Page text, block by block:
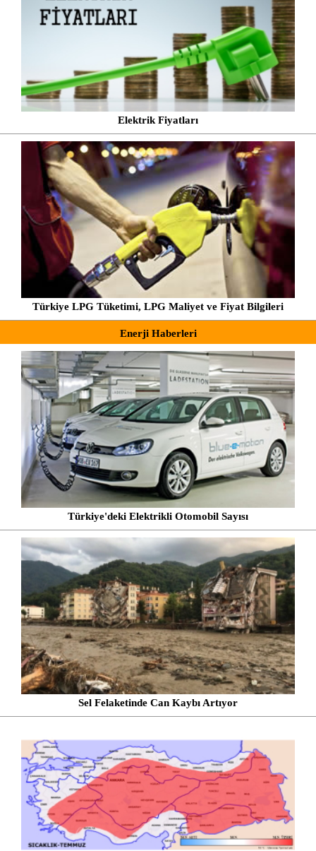
Elektrik Fiyatları
Türkiye LPG Tüketimi, LPG Maliyet ve Fiyat Bilgileri
Enerji Haberleri
Türkiye'deki Elektrikli Otomobil Sayısı
Sel Felaketinde Can Kaybı Artıyor